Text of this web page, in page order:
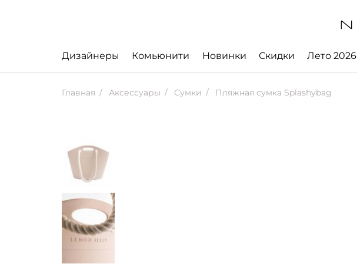
Дизайнеры Комьюнити Новинки Скидки Лето 2026
Главная Аксессуары Сумки Пляжная сумка Splashybag